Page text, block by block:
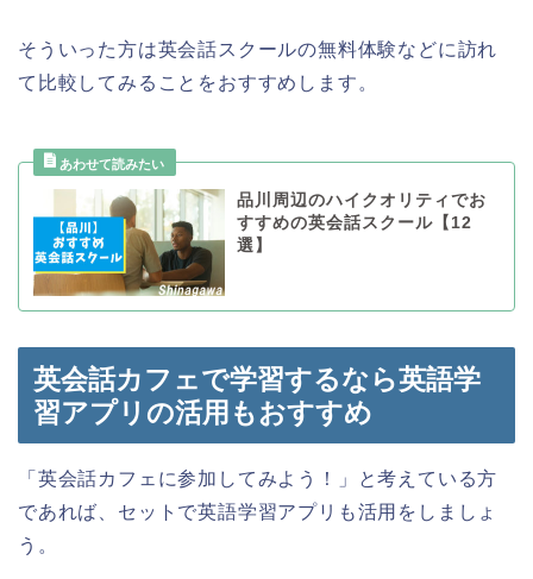
そういった方は英会話スクールの無料体験などに訪れ
て比較してみることをおすすめします。
品川周辺のハイクオリティでお
すすめの英会話スクール【12
選】
英会話カフェで学習するなら英語学
習アプリの活用もおすすめ
「英会話カフェに参加してみよう！」と考えている方
であれば、セットで英語学習アプリも活用をしましょ
う。